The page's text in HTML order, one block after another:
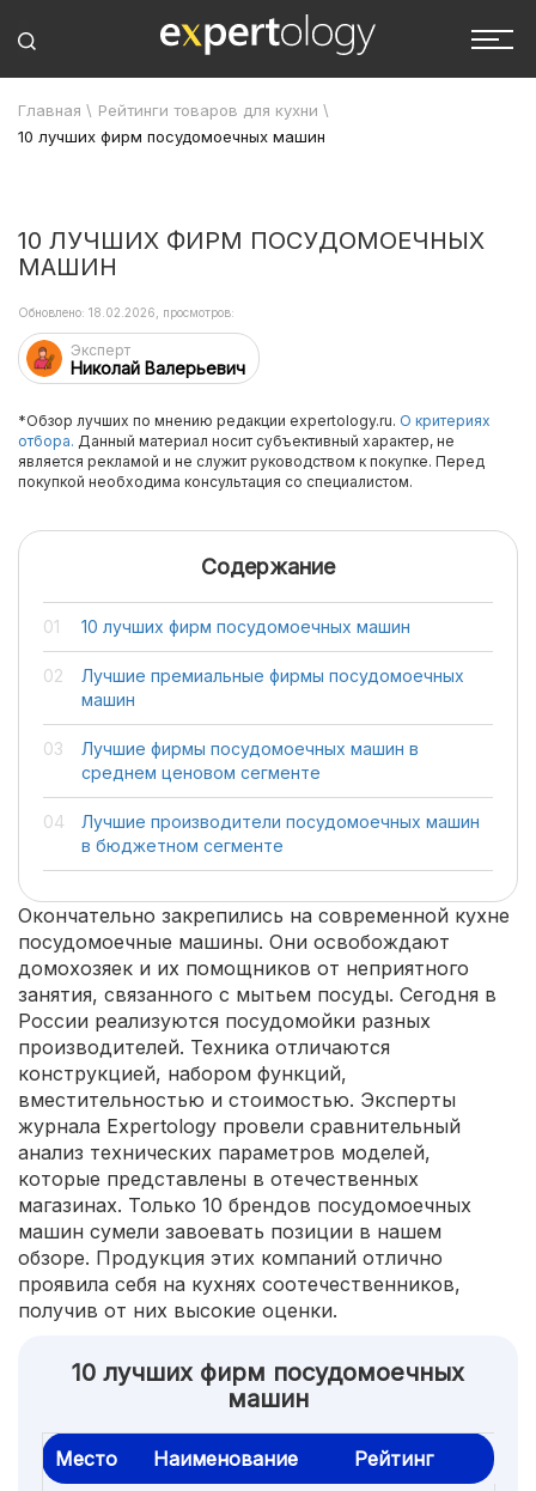
Главная \ Рейтинги товаров для кухни \
10 лучших фирм посудомоечных машин
10 ЛУЧШИХ ФИРМ ПОСУДОМОЕЧНЫХ
МАШИН
Эксперт
Николай Валерьевич
Обновлено: 18.02.2026, просмотров:
*Обзор лучших по мнению редакции expertology.ru. О критериях
отбора. Данный материал носит субъективный характер, не
является рекламой и не служит руководством к покупке. Перед
покупкой необходима консультация со специалистом.
Содержание
10 лучших фирм посудомоечных машин
Лучшие премиальные фирмы посудомоечных
машин
Лучшие фирмы посудомоечных машин в
среднем ценовом сегменте
Лучшие производители посудомоечных машин
в бюджетном сегменте
Окончательно закрепились на современной кухне
посудомоечные машины. Они освобождают
домохозяек и их помощников от неприятного
занятия, связанного с мытьем посуды. Сегодня в
России реализуются посудомойки разных
производителей. Техника отличаются
конструкцией, набором функций,
вместительностью и стоимостью. Эксперты
журнала Expertology провели сравнительный
анализ технических параметров моделей,
которые представлены в отечественных
магазинах. Только 10 брендов посудомоечных
машин сумели завоевать позиции в нашем
обзоре. Продукция этих компаний отлично
проявила себя на кухнях соотечественников,
получив от них высокие оценки.
10 лучших фирм посудомоечных
машин
Место Наименование Рейтинг